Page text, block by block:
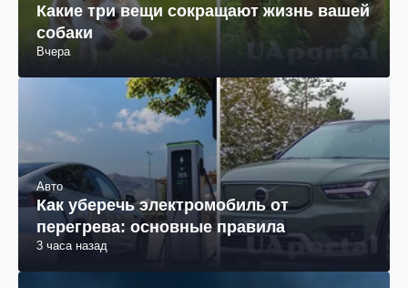
Какие три вещи сокращают жизнь вашей
собаки
Вчера
Авто
Как уберечь электромобиль от
перегрева: основные правила
3 часа назад